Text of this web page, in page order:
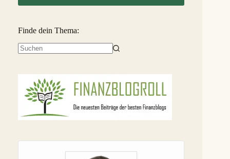
Finde dein Thema: